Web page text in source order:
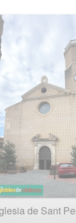
de Sant